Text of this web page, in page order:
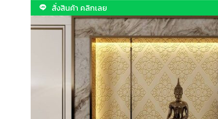
สั่งสินค้า คลิกเลย